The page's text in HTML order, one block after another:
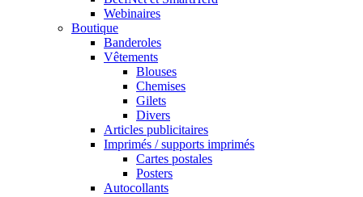
Webinaires
Boutique
Banderoles
Vêtements
Blouses
Chemises
Gilets
Divers
Articles publicitaires
Imprimés / supports imprimés
Cartes postales
Posters
Autocollants